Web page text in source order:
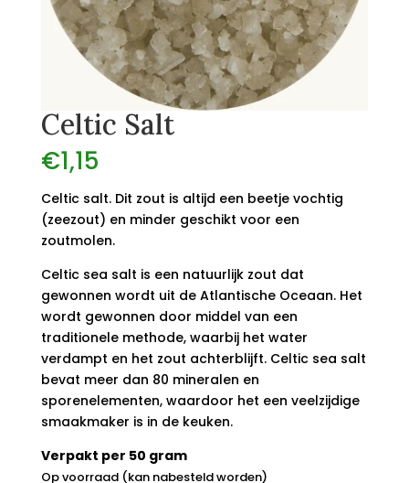
Celtic Salt
€1,15
Celtic salt. Dit zout is altijd een beetje vochtig
(zeezout) en minder geschikt voor een
zoutmolen.
Celtic sea salt is een natuurlijk zout dat
gewonnen wordt uit de Atlantische Oceaan. Het
wordt gewonnen door middel van een
traditionele methode, waarbij het water
verdampt en het zout achterblijft. Celtic sea salt
bevat meer dan 80 mineralen en
sporenelementen, waardoor het een veelzijdige
smaakmaker is in de keuken.
Verpakt per 50 gram
Op voorraad (kan nabesteld worden)